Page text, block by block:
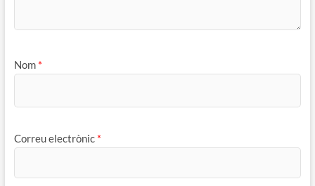
Nom *
Correu electrònic *